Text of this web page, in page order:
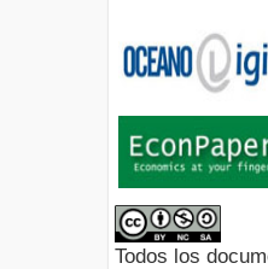
Todos los